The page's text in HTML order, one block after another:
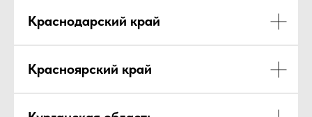
Краснодарский край
Красноярский край